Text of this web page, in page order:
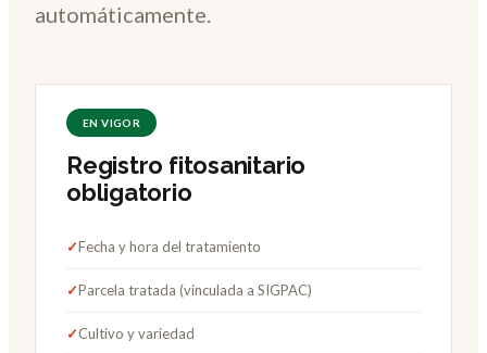
automáticamente.
EN VIGOR
Registro fitosanitario
obligatorio
✓Fecha y hora del tratamiento
✓Parcela tratada (vinculada a SIGPAC)
✓Cultivo y variedad